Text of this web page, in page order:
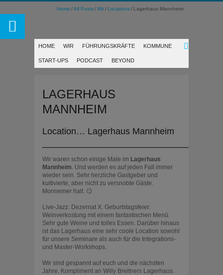
Home All Posts Wir Locations Lagerhaus Mannheim
HOME WIR FÜHRUNGSKRÄFTE KOMMUNE
START-UPS PODCAST BEYOND
LAGERHAUS
MANNHEIM
Location… Lagerhaus Mannheim
Wir waren schon einige Male im Lagerhaus
Mannheim. Und werden es auf jeden Fall immer
wieder sein. Sehr herzliche Gastgeber und
kultivierte, aber nicht zu versnobte Gäste.
Monnemer halt. 😏
Live-Jazz. Dezernat X. Geburtstagsfeier.
Weinverkostung mit einem fantastischen Menü.
Sehr gute Weine und tolles Essen. Darüber hinaus
ist das Lagerhaus eine sehr coole Location sowohl
für unsere Seminare als auch für die Integrations-
und Master-Workshops.
Wir sind gespannt auf euch und die nächsten
Jahre. Kompliment an Willy Breitners Lagerhaus.